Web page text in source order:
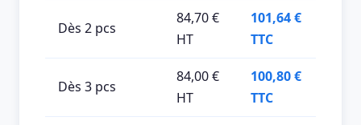
Dès 2 pcs
84,70 €
HT
101,64 €
TTC
Dès 3 pcs
84,00 €
HT
100,80 €
TTC